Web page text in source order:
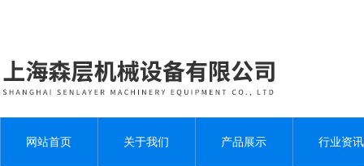
网站首页 关于我们 产品展示 行业资讯